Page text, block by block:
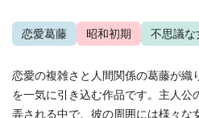
恋愛葛藤 昭和初期 不思議な
恋愛の複雑さと人間関係の葛藤が織
を一気に引き込む作品です。主人公
弄される中で、彼の周囲には様々な